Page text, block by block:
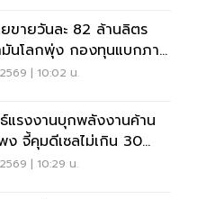
ยขายวันละ 82 ล้านลิตร
มันโลกพุ่ง กองทุนแบกภาระ
พันล้าน
| 10:02 น.
แรงงานบุกพลังงานค้าน
ง จี้คุมดีเซลไม่เกิน 30
| 10:29 น.